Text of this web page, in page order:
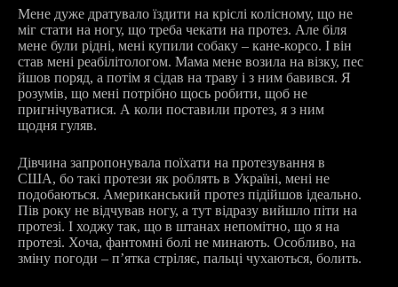
Мене дуже дратувало їздити на кріслі колісному, що не
міг стати на ногу, що треба чекати на протез. Але біля
мене були рідні, мені купили собаку – кане-корсо. І він
став мені реабілітологом. Мама мене возила на візку, пес
йшов поряд, а потім я сідав на траву і з ним бавився. Я
розумів, що мені потрібно щось робити, щоб не
пригнічуватися. А коли поставили протез, я з ним
щодня гуляв.
Дівчина запропонувала поїхати на протезування в
США, бо такі протези як роблять в Україні, мені не
подобаються. Американський протез підійшов ідеально.
Пів року не відчував ногу, а тут відразу вийшло піти на
протезі. І ходжу так, що в штанах непомітно, що я на
протезі. Хоча, фантомні болі не минають. Особливо, на
зміну погоди – п’ятка стріляє, пальці чухаються, болить.